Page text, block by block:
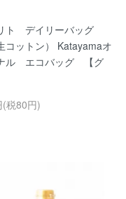
ト デイリーバッグ
コットン） Katayamaオ
ル エコバッグ 【グ
税80円)